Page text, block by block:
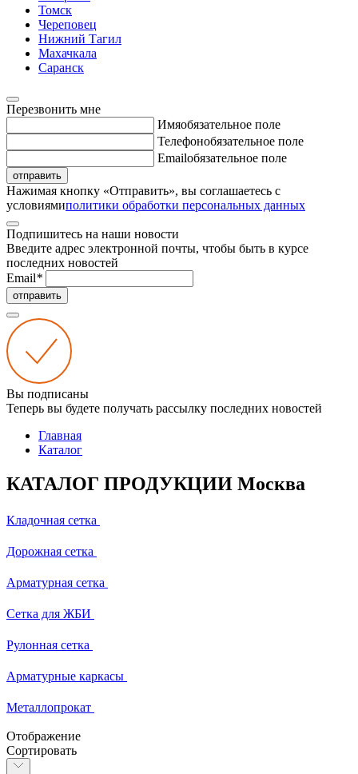
Томск
Череповец
Нижний Тагил
Махачкала
Саранск
Перезвонить мне
Имяобязательное поле
Телефонобязательное поле
Emailобязательное поле
отправить
Нажимая кнопку «Отправить», вы соглашаетесь с
условиямиполитики обработки персональных данных
Подпишитесь на наши новости
Введите адрес электронной почты, чтобы быть в курсе
последних новостей
Email*
отправить
Вы подписаны
Теперь вы будете получать рассылку последних новостей
Главная
Каталог
КАТАЛОГ ПРОДУКЦИИ Москва
Кладочная сетка
Дорожная сетка
Арматурная сетка
Сетка для ЖБИ
Рулонная сетка
Арматурные каркасы
Металлопрокат
Отображение
Сортировать